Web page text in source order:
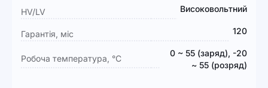
HV/LV Високовольтний
Гарантія, міс 120
Робоча температура, °C
0 ~ 55 (заряд), -20
~ 55 (розряд)​